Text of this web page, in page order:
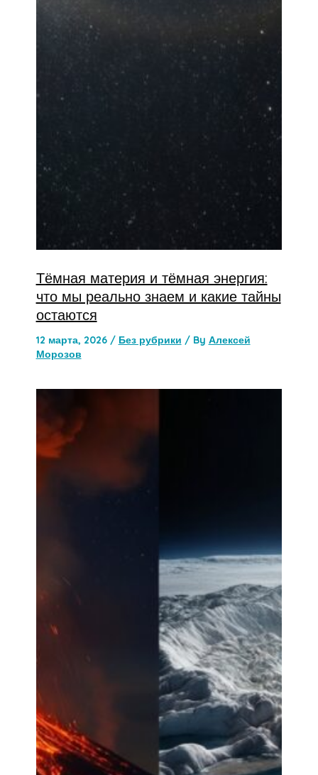
Тёмная материя и тёмная энергия:
что мы реально знаем и какие тайны
остаются
12 марта, 2026 / Без рубрики / By Алексей
Морозов